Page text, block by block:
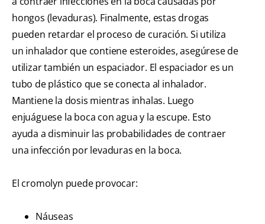
hongos (levaduras). Finalmente, estas drogas
pueden retardar el proceso de curación. Si utiliza
un inhalador que contiene esteroides, asegúrese de
utilizar también un espaciador. El espaciador es un
tubo de plástico que se conecta al inhalador.
Mantiene la dosis mientras inhalas. Luego
enjuáguese la boca con agua y la escupe. Esto
ayuda a disminuir las probabilidades de contraer
una infección por levaduras en la boca.
El cromolyn puede provocar:
Náuseas